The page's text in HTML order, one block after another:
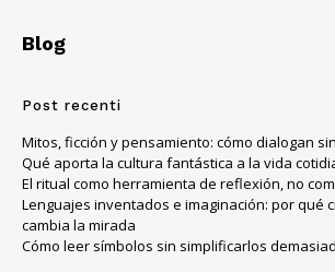
Blog
Post recenti
Mitos, ficción y pensamiento: cómo dialogan
Qué aporta la cultura fantástica a la vida
El ritual como herramienta de reflexión, no
Lenguajes inventados e imaginación: por qué
cambia la mirada
Cómo leer símbolos sin simplificarlos